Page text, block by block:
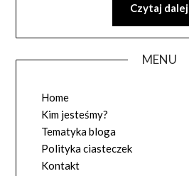
Czytaj dalej
MENU
Home
Kim jesteśmy?
Tematyka bloga
Polityka ciasteczek
Kontakt